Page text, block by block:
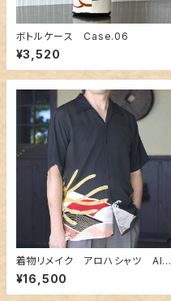
ボトルケース Case.06
¥3,520
着物リメイク アロハシャツ Alo
ha-shirts.12
¥16,500